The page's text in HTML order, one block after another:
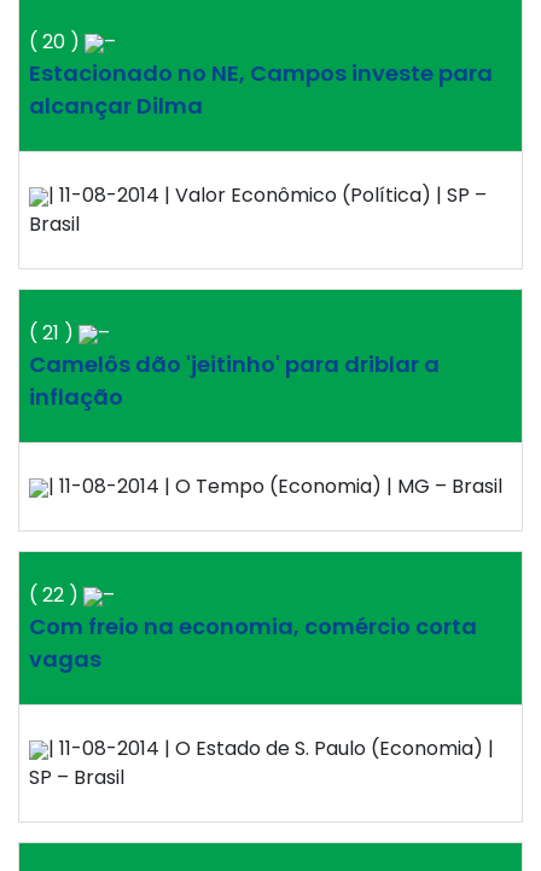
( 20 ) –
Estacionado no NE, Campos investe para
alcançar Dilma
| 11-08-2014 | Valor Econômico (Política) | SP –
Brasil
( 21 ) –
Camelôs dão 'jeitinho' para driblar a
inflação
| 11-08-2014 | O Tempo (Economia) | MG – Brasil
( 22 ) –
Com freio na economia, comércio corta
vagas
| 11-08-2014 | O Estado de S. Paulo (Economia) |
SP – Brasil